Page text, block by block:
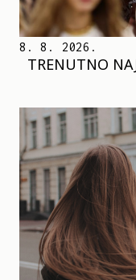
8. 8. 2026.
TRENUTNO